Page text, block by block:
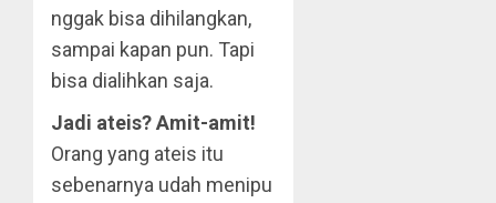
nggak bisa dihilangkan,
sampai kapan pun. Tapi
bisa dialihkan saja.
Jadi ateis? Amit-amit!
Orang yang ateis itu
sebenarnya udah menipu